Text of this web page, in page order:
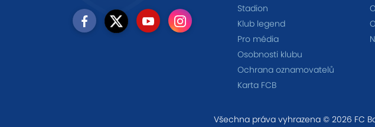
Stadion
Klub legend
Pro média
Osobnosti klubu
Ochrana oznamovatelů
Karta FCB
Všechna práva vyhrazena © 2026 FC